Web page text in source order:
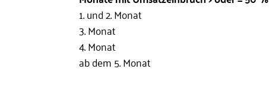
1. und 2. Monat
3. Monat
4. Monat
ab dem 5. Monat